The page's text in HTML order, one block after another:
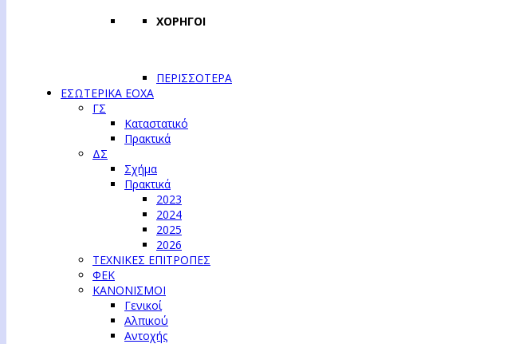
ΧΟΡΗΓΟΙ
ΠΕΡΙΣΣΟΤΕΡΑ
ΕΣΩΤΕΡΙΚΑ ΕΟΧΑ
ΓΣ
Καταστατικό
Πρακτικά
ΔΣ
Σχήμα
Πρακτικά
2023
2024
2025
2026
ΤΕΧΝΙΚΕΣ ΕΠΙΤΡΟΠΕΣ
ΦΕΚ
ΚΑΝΟΝΙΣΜΟΙ
Γενικοί
Αλπικού
Αντοχής